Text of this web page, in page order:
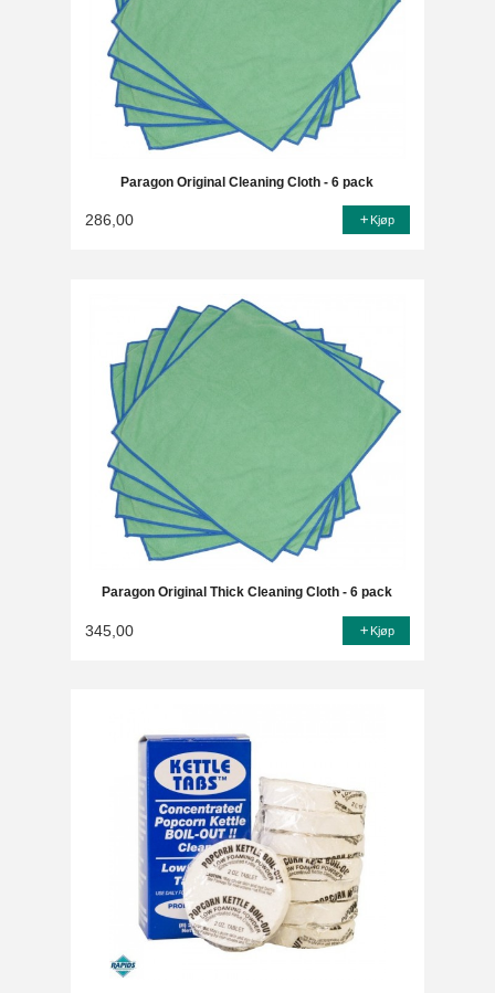
Paragon Original Cleaning Cloth - 6 pack
286,00 Kjøp
Paragon Original Thick Cleaning Cloth - 6 pack
345,00 Kjøp